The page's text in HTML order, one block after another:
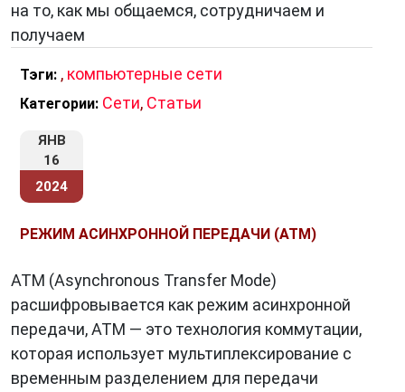
на то, как мы общаемся, сотрудничаем и
получаем
Тэги: , компьютерные сети
Категории: Сети, Статьи
ЯНВ
16
2024
РЕЖИМ АСИНХРОННОЙ ПЕРЕДАЧИ (ATM)
ATM (Asynchronous Transfer Mode)
расшифровывается как режим асинхронной
передачи, ATM — это технология коммутации,
которая использует мультиплексирование с
временным разделением для передачи